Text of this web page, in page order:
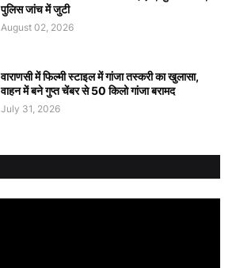
पुलिस जांच में जुटी
August 02, 2026
वाराणसी में फिल्मी स्टाइल में गांजा तस्करी का खुलासा,
वाहन में बने गुप्त चेंबर से 50 किलो गांजा बरामद
July 31, 2026